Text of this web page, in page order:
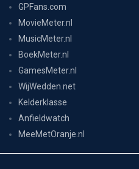
GPFans.com
MovieMeter.nl
MusicMeter.nl
BoekMeter.nl
GamesMeter.nl
WijWedden.net
Kelderklasse
Anfieldwatch
MeeMetOranje.nl